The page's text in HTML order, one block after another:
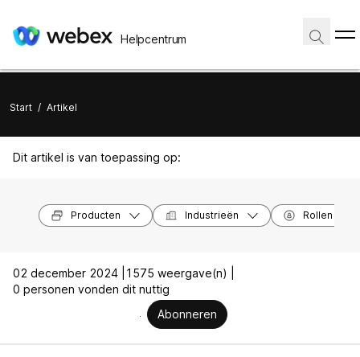
Helpcentrum
Start / Artikel
Dit artikel is van toepassing op:
Producten Industrieën Rollen
02 december 2024 |
1575 weergave(n) |
0 personen vonden dit nuttig
Abonneren